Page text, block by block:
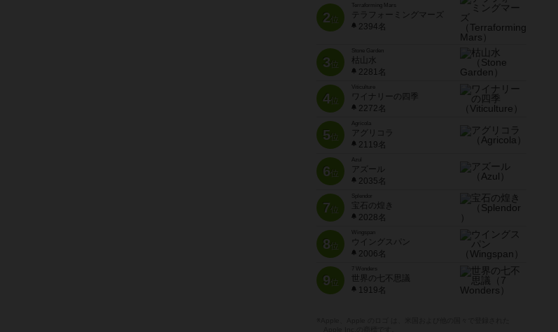
2位
Terraforming Mars
テラフォーミングマーズ
2394名
3位
Stone Garden
枯山水
2281名
4位
Viticulture
ワイナリーの四季
2272名
5位
Agricola
アグリコラ
2119名
6位
Azul
アズール
2035名
7位
宝石の煌き
2028名
8位
Wingspan
ウイングスパン
2006名
9位
7 Wonders
世界の七不思議
1919名